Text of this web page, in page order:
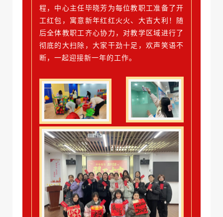
程，中心主任毕晓芳为每位教职工准备了开
工红包，寓意新年红红火火、大吉大利！随
后全体教职工齐心协力，对教学区域进行了
彻底的大扫除，大家干劲十足，欢声笑语不
断，一起迎接新一年的工作。